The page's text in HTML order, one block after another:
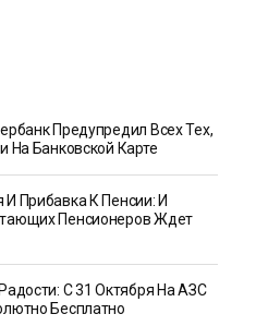
Предупредил Всех Тех,
На Банковской Карте
Прибавка К Пенсии: И
Пенсионеров Ждет
С 31 Октября На АЗС
Бесплатно